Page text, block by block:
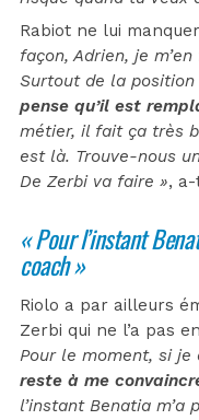
Rabiot ne lui
façon, Adrien, je
Surtout de la
pense qu’il est
métier, il fait ça très
est là. Trouve-nous
De Zerbi va faire »,
« Pour l’instant
coach »
Riolo a par ailleurs
Zerbi qui ne l’a pas
Pour le moment, si je
reste à me
l’instant Benatia m’a